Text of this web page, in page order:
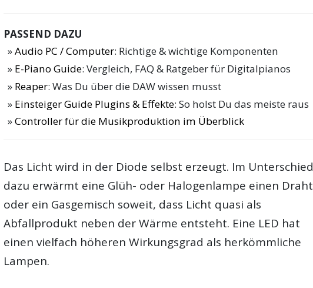
PASSEND DAZU
Audio PC / Computer: Richtige & wichtige Komponenten
E-Piano Guide: Vergleich, FAQ & Ratgeber für Digitalpianos
Reaper: Was Du über die DAW wissen musst
Einsteiger Guide Plugins & Effekte: So holst Du das meiste raus
Controller für die Musikproduktion im Überblick
Das Licht wird in der Diode selbst erzeugt. Im Unterschied
dazu erwärmt eine Glüh- oder Halogenlampe einen Draht
oder ein Gasgemisch soweit, dass Licht quasi als
Abfallprodukt neben der Wärme entsteht. Eine LED hat
einen vielfach höheren Wirkungsgrad als herkömmliche
Lampen.